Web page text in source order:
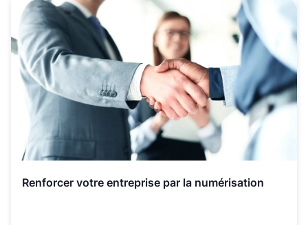
Renforcer votre entreprise par la numérisation